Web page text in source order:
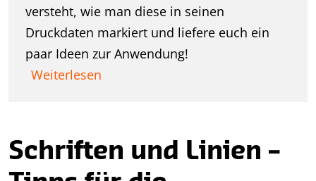
versteht, wie man diese in seinen
Druckdaten markiert und liefere euch ein
paar Ideen zur Anwendung!
Weiterlesen
Schriften und Linien –